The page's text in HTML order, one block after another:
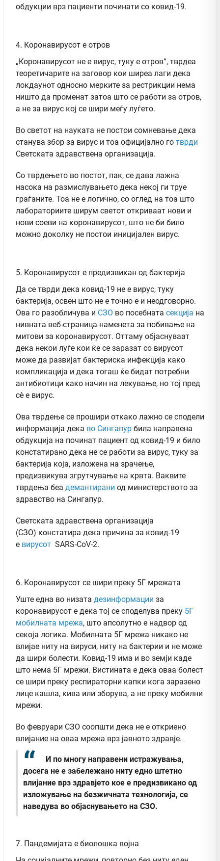
обдукции врз пациенти починати со ковид-19.
4. Коронавирусот е отров
„Коронавирусот не е вирус, туку е отров“, тврдеа
теоретичарите на заговор кои ширеа лаги дека
локдаунот односно мерките за рестрикции нема
ништо да променат затоа што се работи за отров,
а не за вирус кој се шири меѓу луѓето.
Во светот на науката не постои сомневање дека
станува збор за вирус и тоа официјално го тврди
Светската здравствена организација.
Со тврдењето во постот, пак, се дава лажна
насока на размислувањето дека некој ги труе
граѓаните. Тоа не е логично, со оглед на тоа што
лабораториите ширум светот откриваат нови и
нови соеви на коронавирусот, што не би било
можно доколку не постои иницијален вирус.
5. Коронавирусот е предизвикан од бактерија
Да се тврди дека ковид-19 не е вирус, туку
бактерија, освен што не е точно е и неодговорно.
Ова го разобличува и СЗО во посебната секција на
нивната веб-страница наменета за побивање на
митови за коронавирусот. Оттаму објаснуваат
дека некои луѓе кои ќе се заразат со вирусот
може да развијат бактериска инфекција како
компликација и дека тогаш ќе бидат потребни
антибиотици како начин на лекување, но тој пред
сè е вирус.
Ова тврдење се прошири откако лажно се сподели
информација дека во Сингапур била направена
обдукција на починат пациент од ковид-19 и било
констатирано дека не се работи за вирус, туку за
бактерија која, изложена на зрачење,
предизвикува згрутчување на крвта. Ваквите
тврдења беа демантирани од министерството за
здравство на Сингапур.
Светската здравствена организација
(СЗО) констатира дека причина за ковид-19
е вирусот SARS-CoV-2.
6. Коронавирусот се шири преку 5Г мрежата
Уште една во низата дезинформации за
коронавирусот е дека тој се споделува преку 5Г
мобилната мрежа, што апсолутно е надвор од
секоја логика. Мобилната 5Г мрежа никако не
влијае ниту на вируси, ниту на бактерии и не може
да шири болести. Ковид-19 има и во земји каде
што нема 5Г мрежи. Вистината е дека оваа болест
се шири преку респираторни капки кога заразено
лице кашла, кива или зборува, а не преку мобилни
мрежи.
Во февруари СЗО соопшти дека не е откриено
влијание на оваа мрежа врз јавното здравје.
И по многу направени истражувања,
досега не е забележано ниту едно штетно
влијание врз здравјето кое е предизвикано од
изложување на безжичната технологија, се
наведува во објаснувањето на СЗО.
7. Пандемијата е биолошка војна